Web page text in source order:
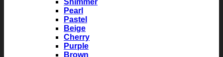
Shimmer
Pearl
Pastel
Beige
Cherry
Purple
Brown